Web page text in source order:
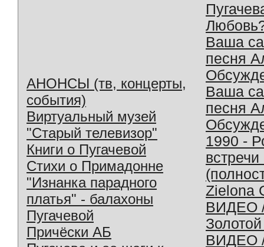
АНОНСЫ (тв, концерты,
события)
Виртуальный музей
"Старый телевизор"
Книги о Пугачевой
Стихи о Примадонне
"Изнанка парадного
платья" - балахоны
Пугачевой
Причёски АБ
Ваша
песня
Ваша
песня
1990 -
Zielona
ВИДЕО
ВИДЕО